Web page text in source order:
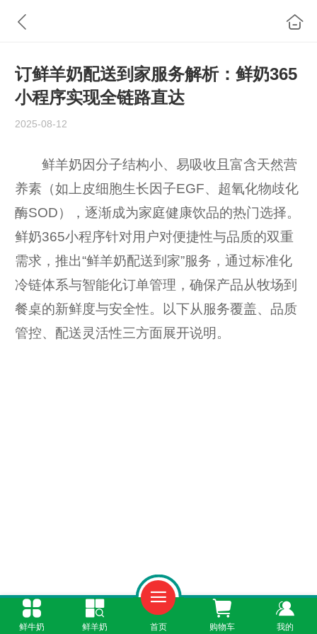
订鲜羊奶配送到家服务解析：鲜奶365
小程序实现全链路直达
2025-08-12
鲜羊奶因分子结构小、易吸收且富含天然营
养素（如上皮细胞生长因子EGF、超氧化物歧化
酶SOD），逐渐成为家庭健康饮品的热门选择。
鲜奶365小程序针对用户对便捷性与品质的双重
需求，推出“鲜羊奶配送到家”服务，通过标准化
冷链体系与智能化订单管理，确保产品从牧场到
餐桌的新鲜度与安全性。以下从服务覆盖、品质
管控、配送灵活性三方面展开说明。
鲜牛奶 鲜羊奶 首页 购物车 我的